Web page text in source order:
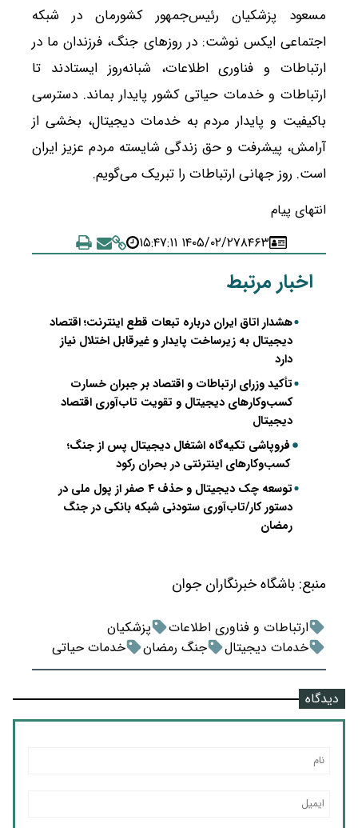
مسعود پزشکیان رئیس‌جمهور کشورمان در شبکه
اجتماعی ایکس نوشت: ‌در روزهای جنگ، فرزندان ما در
ارتباطات و فناوری اطلاعات، شبانه‌روز ایستادند تا
ارتباطات و خدمات حیاتی کشور پایدار بماند. دسترسی
باکیفیت و پایدار مردم به خدمات دیجیتال، بخشی از
آرامش، پیشرفت و حق زندگی شایسته مردم عزیز ایران
است. روز جهانی ارتباطات را تبریک می‌گویم.
انتهای پیام
۸۴۶۳۱۴۰۵/۰۲/۲۷ ۱۵:۴۷:۱۱
اخبار مرتبط
هشدار اتاق ایران درباره تبعات قطع اینترنت؛ اقتصاد
دیجیتال به زیرساخت پایدار و غیرقابل اختلال نیاز
دارد
تأکید وزرای ارتباطات و اقتصاد بر جبران خسارت
کسب‌وکارهای دیجیتال و تقویت تاب‌آوری اقتصاد
دیجیتال
فروپاشی تکیه‌گاه اشتغال دیجیتال پس از جنگ؛
کسب‌وکارهای اینترنتی در بحران رکود
توسعه چک دیجیتال و حذف ۴ صفر از پول ملی در
دستور کار/تاب‌آوری ستودنی شبکه بانکی در جنگ
رمضان
منبع: باشگاه خبرنگاران جوان
ارتباطات و فناوری اطلاعات
پزشکیان
خدمات دیجیتال
جنگ رمضان خدمات حیاتی
دیدگاه